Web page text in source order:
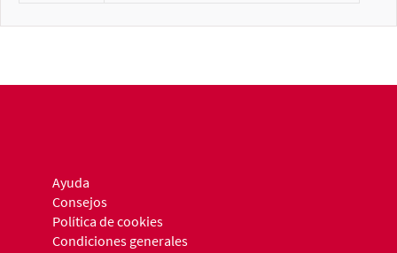
Ayuda
Consejos
Política de cookies
Condiciones generales